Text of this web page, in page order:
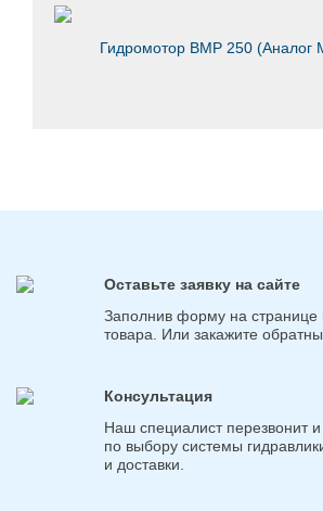
Гидромотор ВМР 250 (Аналог
Оставьте заявку на сайте
Заполнив форму на странице
товара. Или закажите
Консультация
Наш специалист перезвонит и
по выбору системы
и доставки.